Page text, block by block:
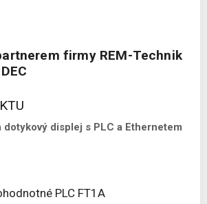
firmy REM-Technik
dotykový displej s PLC a Ethernetem
PLC FT1A